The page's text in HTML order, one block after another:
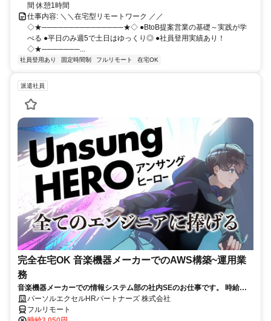
間 休憩1時間
仕事内容: ＼＼在宅型リモートワーク ／／
◇★───────────────★◇ ●BtoB提案営業の基礎～実践が学
べる ●平日のみ週5で土日はゆっくり◎ ●社員登用実績あり！
◇★───────...
社員登用あり 固定時間制 フルリモート 在宅OK
派遣社員
完全在宅OK 音楽機器メーカーでのAWS構築~運用業
務
音楽機器メーカーでの情報システム部の社内SEのお仕事です。 時給
3050円！基本はフル在宅が可能です！ （状況によって出社有り） AWS
構築の上流工程にも携われます！ご本人負担が約4割でとってもお得な
パーソルエクセルHRパートナーズ 株式会社
フルリモート